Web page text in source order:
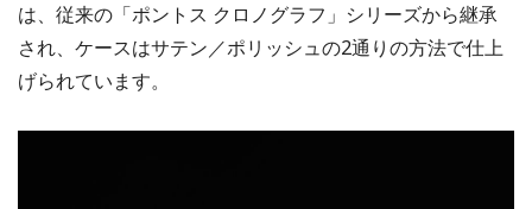
は、従来の「ポントス クロノグラフ」シリーズから継承
され、ケースはサテン／ポリッシュの2通りの方法で仕上
げられています。